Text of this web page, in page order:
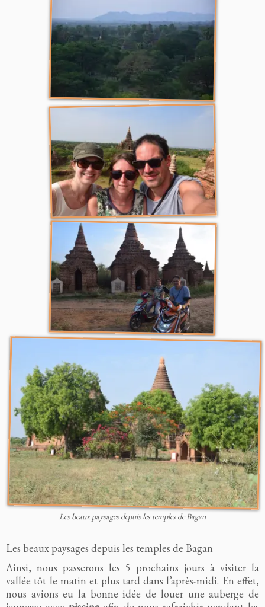
Les beaux paysages depuis les temples de Bagan
Les beaux paysages depuis les temples de Bagan
Ainsi, nous passerons les 5 prochains jours à visiter la
vallée tôt le matin et plus tard dans l’après-midi. En effet,
nous avions eu la bonne idée de louer une auberge de